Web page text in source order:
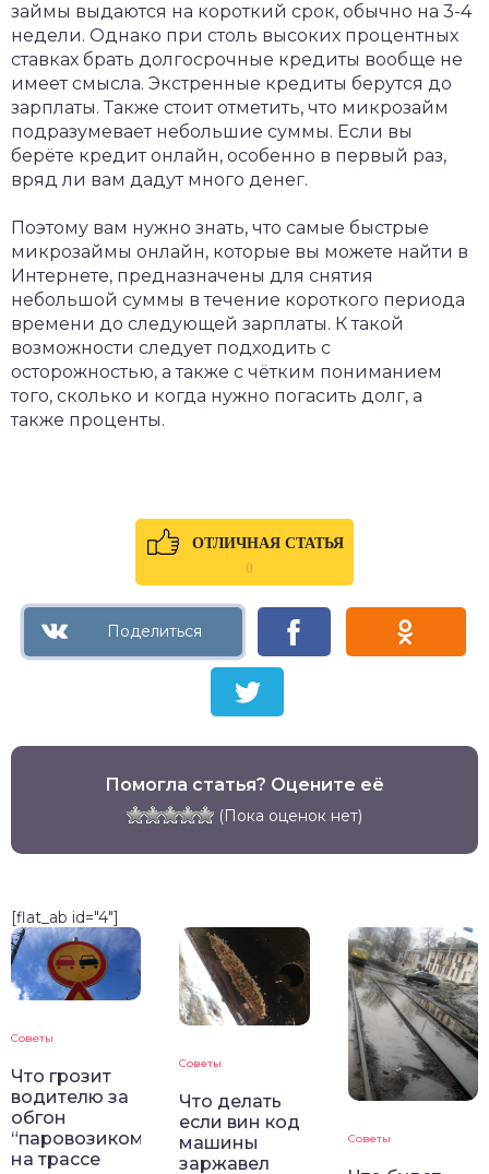
займы выдаются на короткий срок, обычно на 3-4
недели. Однако при столь высоких процентных
ставках брать долгосрочные кредиты вообще не
имеет смысла. Экстренные кредиты берутся до
зарплаты. Также стоит отметить, что микрозайм
подразумевает небольшие суммы. Если вы
берёте кредит онлайн, особенно в первый раз,
вряд ли вам дадут много денег.
Поэтому вам нужно знать, что самые быстрые
микрозаймы онлайн, которые вы можете найти в
Интернете, предназначены для снятия
небольшой суммы в течение короткого периода
времени до следующей зарплаты. К такой
возможности следует подходить с
осторожностью, а также с чётким пониманием
того, сколько и когда нужно погасить долг, а
также проценты.
ОТЛИЧНАЯ СТАТЬЯ
0
Помогла статья? Оцените её
(Пока оценок нет)
[flat_ab id="4"]
Советы
Что грозит
водителю за
обгон
“паровозиком”
на трассе
Советы
Что делать
если вин код
машины
заржавел
Советы